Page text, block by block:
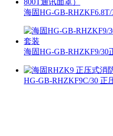
海固HG-GB-
海固HG-GB-RHZKF9/30
HG-GB-RHZKF9C/30 正